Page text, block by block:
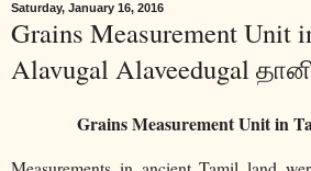
Saturday, January 16, 2016
Grains Measurement Unit
Alavugal Alaveedugal
Grains Measurement Unit in